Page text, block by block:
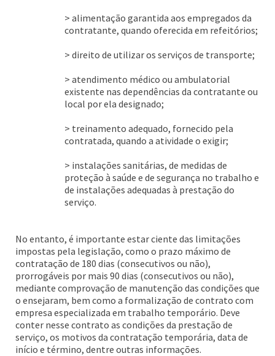
> alimentação garantida aos empregados da
contratante, quando oferecida em refeitórios;
> direito de utilizar os serviços de transporte;
> atendimento médico ou ambulatorial
existente nas dependências da contratante ou
local por ela designado;
> treinamento adequado, fornecido pela
contratada, quando a atividade o exigir;
> instalações sanitárias, de medidas de
proteção à saúde e de segurança no trabalho e
de instalações adequadas à prestação do
serviço.
No entanto, é importante estar ciente das limitações
impostas pela legislação, como o prazo máximo de
contratação de 180 dias (consecutivos ou não),
prorrogáveis por mais 90 dias (consecutivos ou não),
mediante comprovação de manutenção das condições que
o ensejaram, bem como a formalização de contrato com
empresa especializada em trabalho temporário. Deve
conter nesse contrato as condições da prestação de
serviço, os motivos da contratação temporária, data de
início e término, dentre outras informações.